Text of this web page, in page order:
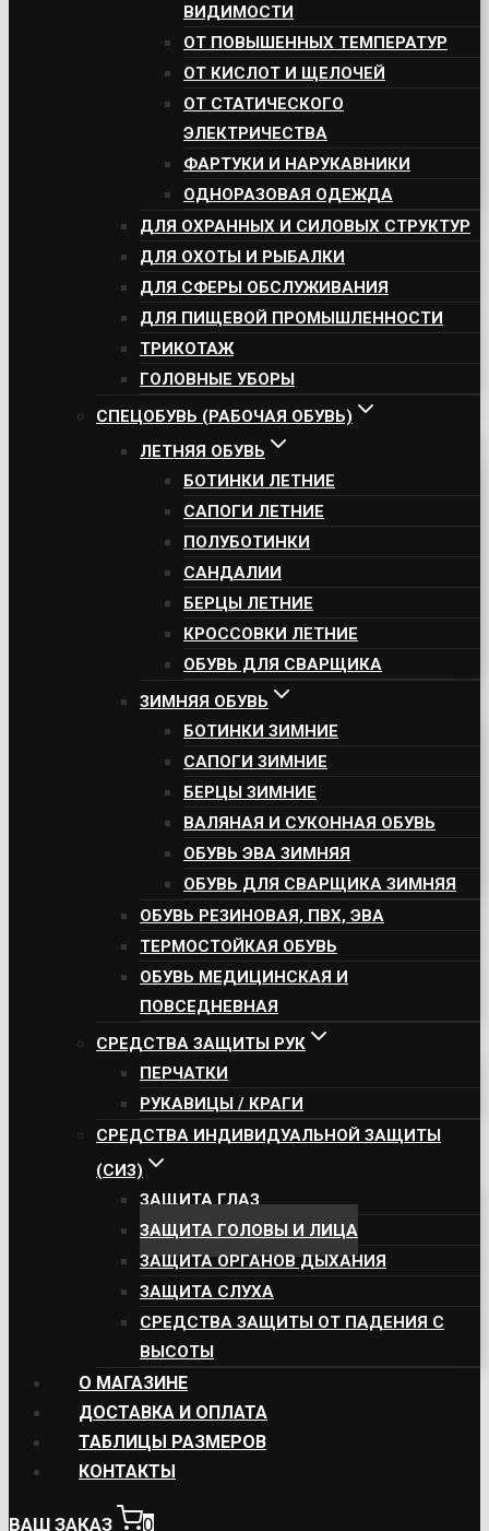
ВИДИМОСТИ
ОТ ПОВЫШЕННЫХ ТЕМПЕРАТУР
ОТ КИСЛОТ И ЩЕЛОЧЕЙ
ОТ СТАТИЧЕСКОГО
ЭЛЕКТРИЧЕСТВА
ФАРТУКИ И НАРУКАВНИКИ
ОДНОРАЗОВАЯ ОДЕЖДА
ДЛЯ ОХРАННЫХ И СИЛОВЫХ СТРУКТУР
ДЛЯ ОХОТЫ И РЫБАЛКИ
ДЛЯ СФЕРЫ ОБСЛУЖИВАНИЯ
ДЛЯ ПИЩЕВОЙ ПРОМЫШЛЕННОСТИ
ТРИКОТАЖ
ГОЛОВНЫЕ УБОРЫ
СПЕЦОБУВЬ (РАБОЧАЯ ОБУВЬ)
ЛЕТНЯЯ ОБУВЬ
БОТИНКИ ЛЕТНИЕ
САПОГИ ЛЕТНИЕ
ПОЛУБОТИНКИ
САНДАЛИИ
БЕРЦЫ ЛЕТНИЕ
КРОССОВКИ ЛЕТНИЕ
ОБУВЬ ДЛЯ СВАРЩИКА
ЗИМНЯЯ ОБУВЬ
БОТИНКИ ЗИМНИЕ
САПОГИ ЗИМНИЕ
БЕРЦЫ ЗИМНИЕ
ВАЛЯНАЯ И СУКОННАЯ ОБУВЬ
ОБУВЬ ЭВА ЗИМНЯЯ
ОБУВЬ ДЛЯ СВАРЩИКА ЗИМНЯЯ
ОБУВЬ РЕЗИНОВАЯ, ПВХ, ЭВА
ТЕРМОСТОЙКАЯ ОБУВЬ
ОБУВЬ МЕДИЦИНСКАЯ И
ПОВСЕДНЕВНАЯ
СРЕДСТВА ЗАЩИТЫ РУК
ПЕРЧАТКИ
РУКАВИЦЫ / КРАГИ
СРЕДСТВА ИНДИВИДУАЛЬНОЙ ЗАЩИТЫ
(СИЗ)
ЗАЩИТА ГЛАЗ
ЗАЩИТА ГОЛОВЫ И ЛИЦА
ЗАЩИТА ОРГАНОВ ДЫХАНИЯ
ЗАЩИТА СЛУХА
СРЕДСТВА ЗАЩИТЫ ОТ ПАДЕНИЯ С
ВЫСОТЫ
О МАГАЗИНЕ
ДОСТАВКА И ОПЛАТА
ТАБЛИЦЫ РАЗМЕРОВ
КОНТАКТЫ
ВАШ ЗАКАЗ 0